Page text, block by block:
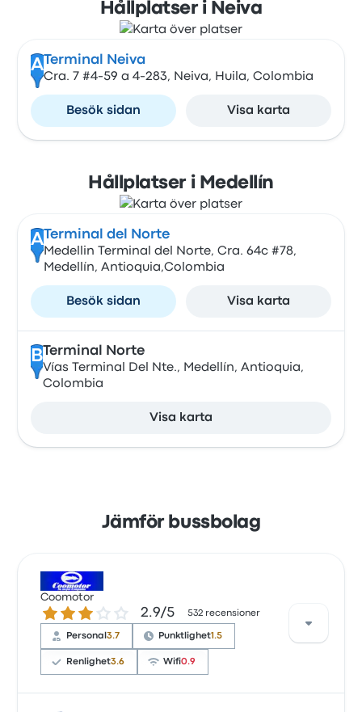
Hållplatser i Neiva
A Terminal Neiva
Cra. 7 #4-59 a 4-283, Neiva, Huila, Colombia
Besök sidan Visa karta
Hållplatser i Medellín
A Terminal del Norte
Medellin Terminal del Norte, Cra. 64c #78,
Medellín, Antioquia,Colombia
Besök sidan Visa karta
B Terminal Norte
Vías Terminal Del Nte., Medellín, Antioquia,
Colombia
Visa karta
Jämför bussbolag
Coomotor
2.9 ur 5 stjärnor 2.9/5 532 recensioner
Personal3.7 Punktlighet1.5
Renlighet3.6 Wifi0.9